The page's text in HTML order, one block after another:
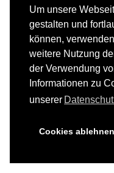
Um unsere
gestalten und
können,
weitere Nutzung
der Verwendung
Informationen zu
unserer
Cookies ablehnen
© 2026 OG Lauchheim-
Albvereins